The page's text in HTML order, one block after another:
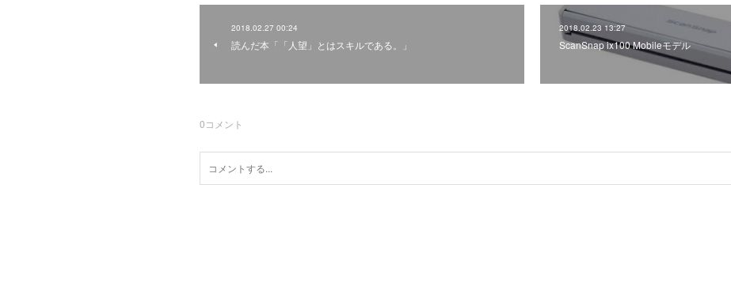
2018.02.27 00:24
読んだ本「「人望」とはスキルである。」
2018.02.23 13:27
ScanSnap ix100 Mobileモデル
0コメント